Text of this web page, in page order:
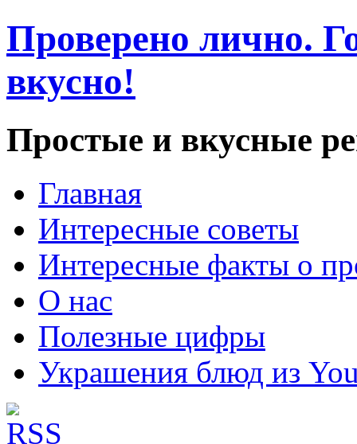
Проверено лично.
вкусно!
Простые и вкусные
Главная
Интересные советы
Интересные факты о
О нас
Полезные цифры
Украшения блюд из